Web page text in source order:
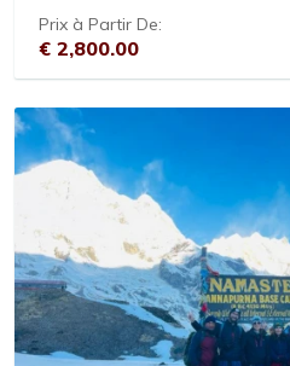
Prix à Partir De:
€ 2,800.00